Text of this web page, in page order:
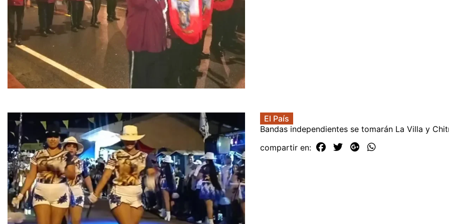
El País
Bandas independientes se tomarán La Villa y
compartir en: